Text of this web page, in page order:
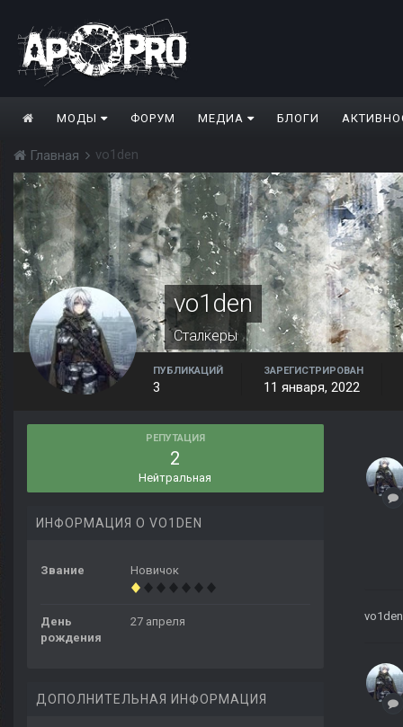
МОДЫ ФОРУМ МЕДИА БЛОГИ
Главная vo1den
vo1den
Сталкеры
ПУБЛИКАЦИЙ
3
ЗАРЕГИСТРИРОВАН
11 января, 2022
РЕПУТАЦИЯ
2
Нейтральная
ИНФОРМАЦИЯ О VO1DEN
Звание Новичок
День
рождения
27 апреля
ДОПОЛНИТЕЛЬНАЯ ИНФОРМАЦИЯ
vo1den